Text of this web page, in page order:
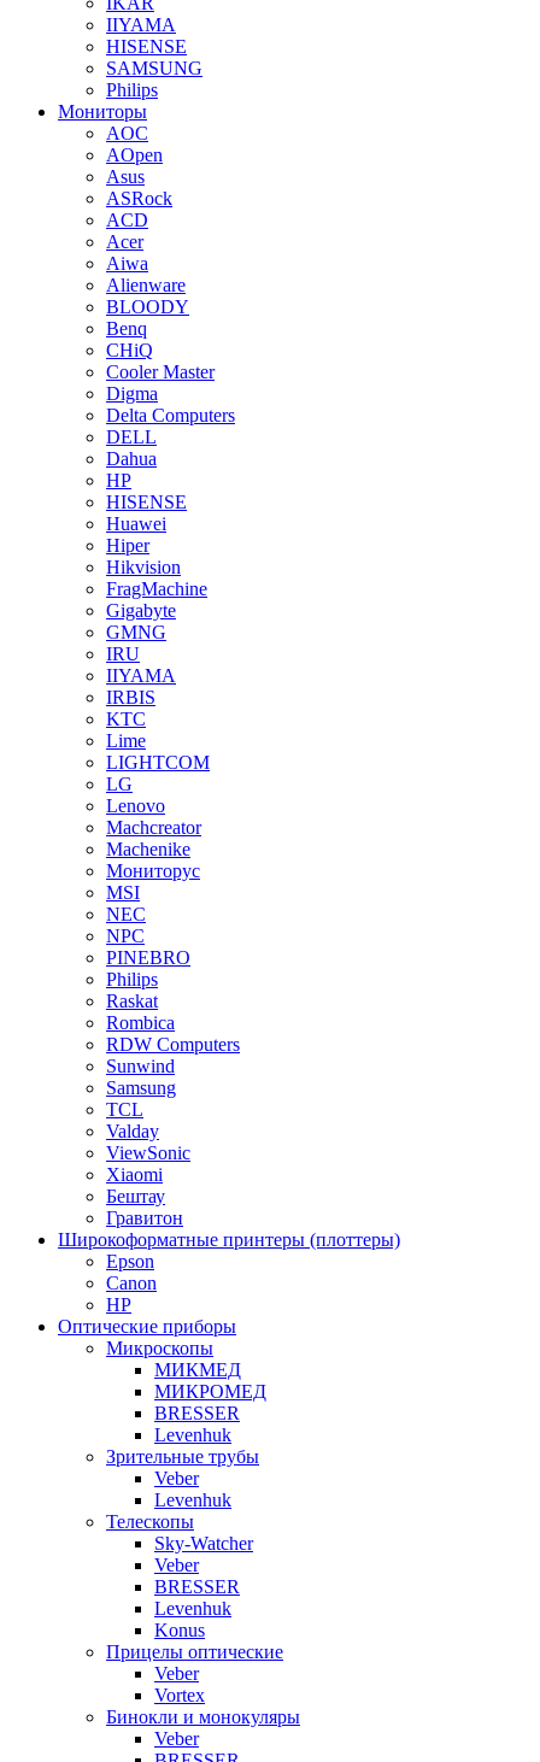
IIYAMA
HISENSE
SAMSUNG
Philips
Мониторы
AOC
AOpen
Asus
ASRock
ACD
Acer
Aiwa
Alienware
BLOODY
Benq
CHiQ
Cooler Master
Digma
Delta Computers
DELL
Dahua
HP
HISENSE
Huawei
Hiper
Hikvision
FragMachine
Gigabyte
GMNG
IRU
IIYAMA
IRBIS
KTC
Lime
LIGHTCOM
LG
Lenovo
Machcreator
Machenike
Мониторус
MSI
NEC
NPC
PINEBRO
Philips
Raskat
Rombica
RDW Computers
Sunwind
Samsung
TCL
Valday
ViewSonic
Xiaomi
Бештау
Гравитон
Широкоформатные принтеры (плоттеры)
Epson
Canon
HP
Оптические приборы
Микроскопы
МИКМЕД
МИКРОМЕД
BRESSER
Levenhuk
Зрительные трубы
Veber
Levenhuk
Телескопы
Sky-Watcher
Veber
BRESSER
Levenhuk
Konus
Прицелы оптические
Veber
Vortex
Бинокли и монокуляры
Veber